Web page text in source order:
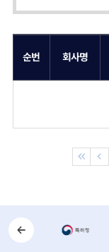
순번 회사명